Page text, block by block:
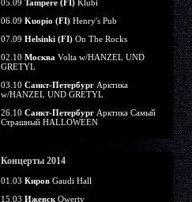
05.09 Tampere (FI) Klubi
06.09 Kuopio (FI) Henry's Pub
07.09 Helsinki (FI) On The Rocks
02.10 Москва Volta w/HANZEL UND
GRETYL
03.10 Санкт-Петербург Арктика
w/HANZEL UND GRETYL
26.10 Санкт-Петербург Арктика Самый
Страшный HALLOWEEN
Концерты 2014
01.03 Киров Gaudi Hall
15.03 Ижевск Qwerty